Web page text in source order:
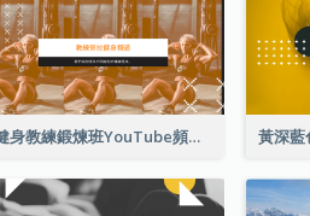
健身教練鍛煉班YouTube頻道圖片